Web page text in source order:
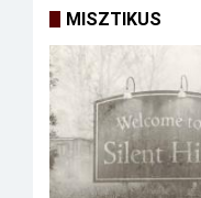
MISZTIKUS